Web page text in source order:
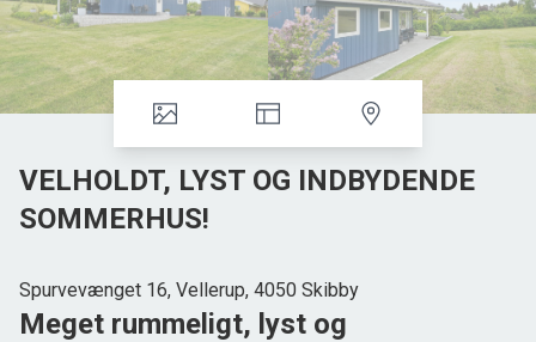
VELHOLDT, LYST OG INDBYDENDE
SOMMERHUS!
Spurvevænget 16, Vellerup, 4050 Skibby
Meget rummeligt, lyst og